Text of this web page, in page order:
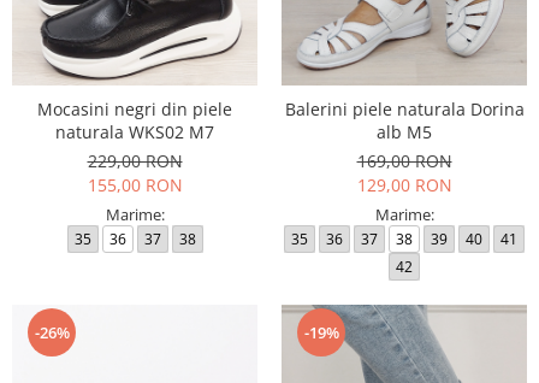
Mocasini negri din piele
naturala WKS02 M7
229,00 RON
155,00 RON
Marime:
35 36 37 38
Balerini piele naturala Dorina
alb M5
169,00 RON
129,00 RON
Marime:
35 36 37 38 39 40
41
42
-26% -19%